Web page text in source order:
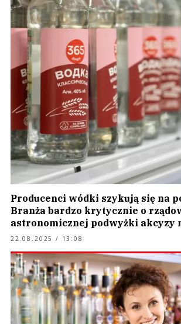
Producenci wódki szykują się na
Branża bardzo krytycznie o
astronomicznej podwyżki akcyzy
22.08.2025 / 13:08